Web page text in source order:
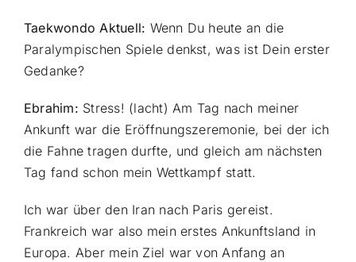
Taekwondo Aktuell: Wenn Du heute an die
Paralympischen Spiele denkst, was ist Dein erster
Gedanke?
Ebrahim: Stress! (lacht) Am Tag nach meiner
Ankunft war die Eröffnungszeremonie, bei der ich
die Fahne tragen durfte, und gleich am nächsten
Tag fand schon mein Wettkampf statt.
Ich war über den Iran nach Paris gereist.
Frankreich war also mein erstes Ankunftsland in
Europa. Aber mein Ziel war von Anfang an